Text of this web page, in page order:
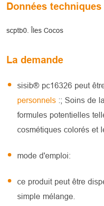
Données techniques
scptb0. Îles Cocos
La demande
sisib® pc16326 peut
personnels :; Soins de
formules potentielles
cosmétiques colorés et
mode d'emploi:
ce produit peut être
simple mélange.